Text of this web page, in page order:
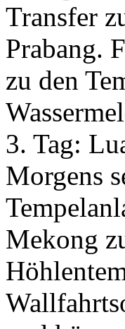
Transfer
Prabang.
zu den
3. Tag:
Morgens
Mekong